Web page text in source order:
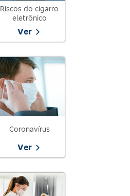
Riscos do cigarro
eletrônico
Ver
Coronavírus
Ver